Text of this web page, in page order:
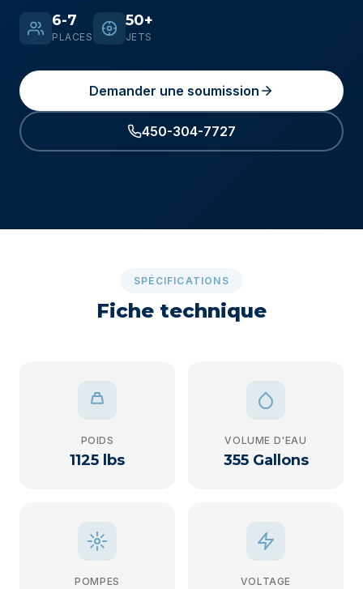
6-7
PLACES
50+
JETS
Demander une soumission
450-304-7727
SPÉCIFICATIONS
Fiche technique
POIDS
1125 lbs
VOLUME D'EAU
355 Gallons
POMPES VOLTAGE